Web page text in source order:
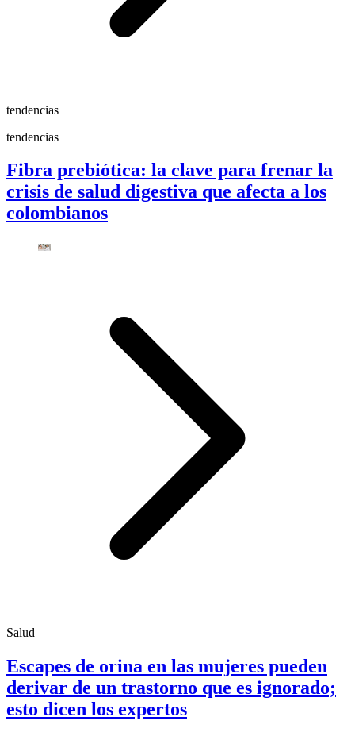
tendencias
tendencias
Fibra prebiótica: la clave para frenar la
crisis de salud digestiva que afecta a los
colombianos
Salud
Escapes de orina en las mujeres pueden
derivar de un trastorno que es ignorado;
esto dicen los expertos